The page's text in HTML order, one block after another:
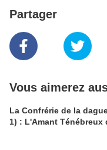
Partager
Vous aimerez
La Confrérie de la
1) : L'Amant Ténébreux